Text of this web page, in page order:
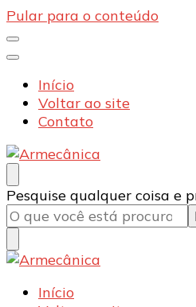
Pular para o conteúdo
Início
Voltar ao site
Contato
Armecânica
Blog
Procurando
algo?
Pesquise qualquer coisa e
Armecânica
Blog
Início